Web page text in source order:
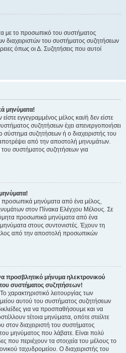
με το προσωπικό του συστήματος
διαχειριστών του συστήματος συζητήσεων
όπως οι Δ. Συζητήσεις που αυτοί
μηνύματα!
εγγεγραμμένος μέλος και/ή δεν είστε
συζητήσεων έχει απενεργοποιήσει
συζητήσεων ή ο διαχειριστής του
από την αποστολή μηνυμάτων.
του συστήματος συζητήσεων για
προσωπικά μηνύματα από ένα μέλος,
στον Πίνακα Ελέγχου Μέλους. Σε
προσωπικά μηνύματα από ένα
στους συντονιστές. Έχουν τη
από την αποστολή προσωπικών
προσβλητικό μήνυμα ηλεκτρονικού
συστήματος συζητήσεων!
λειτουργίας των
αυτού του συστήματος συζητήσεων
για να προσπαθήσουμε και να
τέτοια μηνύματα, οπότε στείλτε
στον διαχειριστή του συστήματος
μηνύματος που λάβατε. Είναι πολύ
που περιέχουν τα στοιχεία του μέλους το
ταχυδρομείου. Ο διαχειριστής του